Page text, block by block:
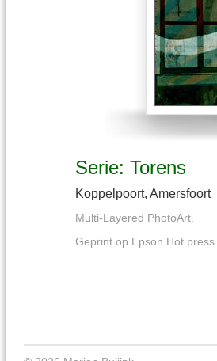
Serie: Torens
Koppelpoort, Amersfoort
Multi-Layered PhotoArt.
Geprint op Epson Hot